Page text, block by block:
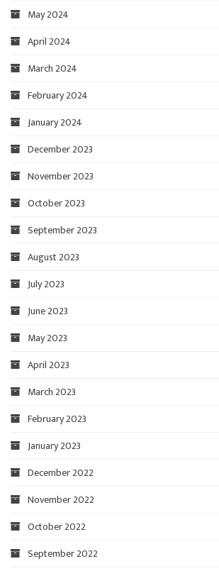
May 2024
April 2024
March 2024
February 2024
January 2024
December 2023
November 2023
October 2023
September 2023
August 2023
July 2023
June 2023
May 2023
April 2023
March 2023
February 2023
January 2023
December 2022
November 2022
October 2022
September 2022